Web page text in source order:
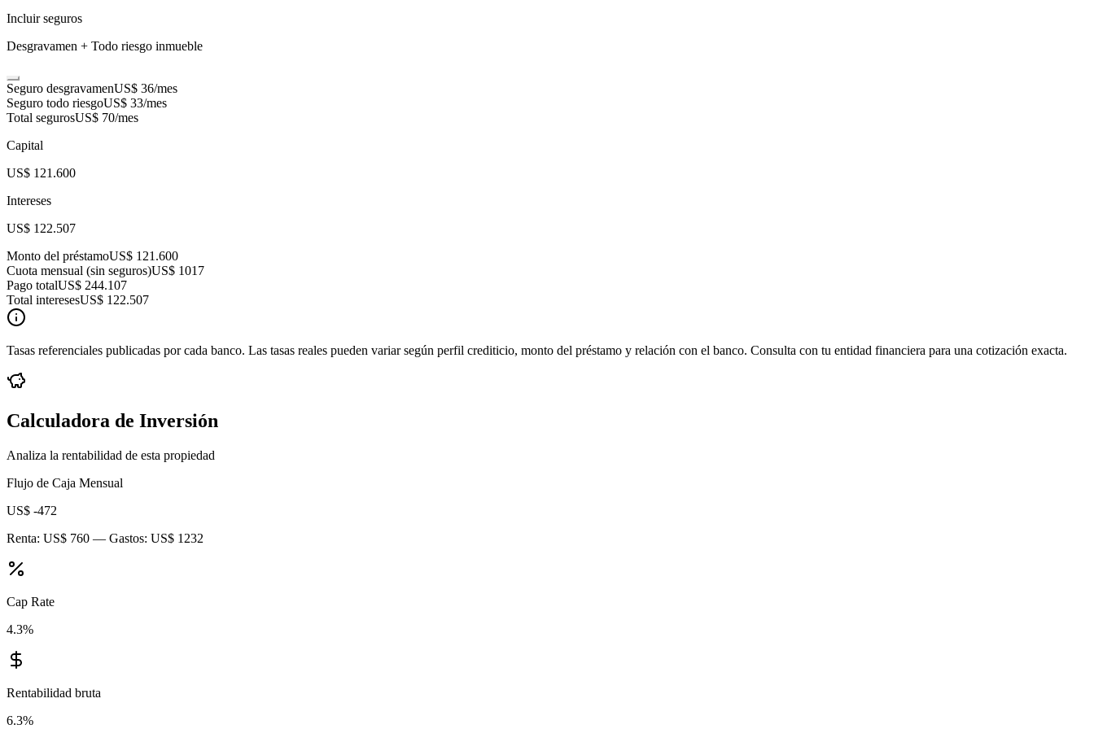
Incluir seguros
Desgravamen + Todo riesgo inmueble
Seguro desgravamenUS$ 36/mes
Seguro todo riesgoUS$ 33/mes
Total segurosUS$ 70/mes
Capital
US$ 121.600
Intereses
US$ 122.507
Monto del préstamoUS$ 121.600
Cuota mensual (sin seguros)US$ 1017
Pago totalUS$ 244.107
Total interesesUS$ 122.507
Tasas referenciales publicadas por cada banco. Las tasas reales pueden variar según perfil crediticio, monto del préstamo y relación con el banco. Consulta con tu entidad financiera para una cotización exacta.
Calculadora de Inversión
Analiza la rentabilidad de esta propiedad
Flujo de Caja Mensual
US$ -472
Renta: US$ 760 — Gastos: US$ 1232
Cap Rate
4.3%
Rentabilidad bruta
6.3%